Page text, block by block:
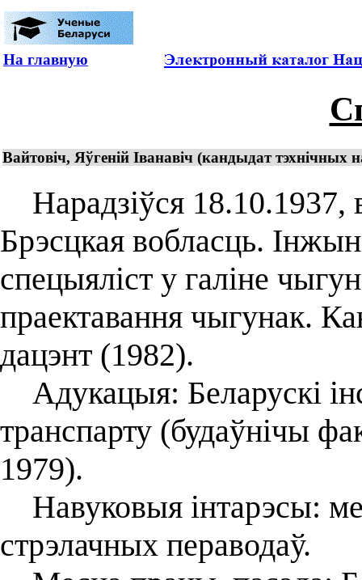
На главную
Вайтовіч, Яўгеній Іванавіч (кандыдат
Нарадзіўся 18.10.1937,
Брэсцкая вобласць.
спецыяліст у галіне
праектавання чыгунак.
дацэнт (1982).
Адукацыя: Беларускі
транспарту (будаўнічы
1979).
Навуковыя інтарэсы:
стрэлачных пераводаў.